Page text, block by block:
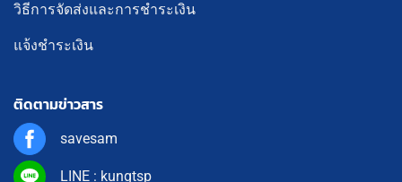
วิธีการจัดส่งและการชำระเงิน
แจ้งชำระเงิน
ติดตามข่าวสาร
savesam
LINE : kungtsp